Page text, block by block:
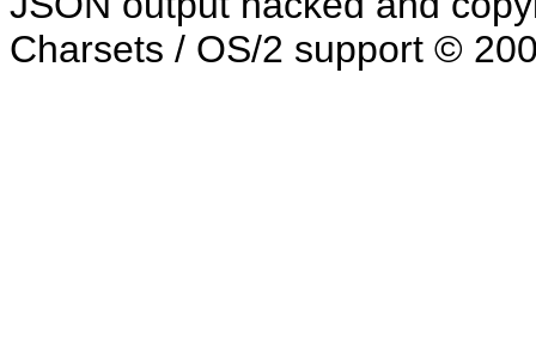
Charsets / OS/2 support ©